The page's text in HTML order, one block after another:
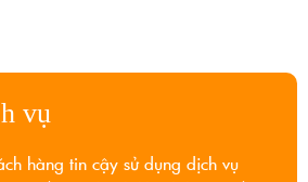
vụ
hàng tin cậy sử dụng dịch vụ